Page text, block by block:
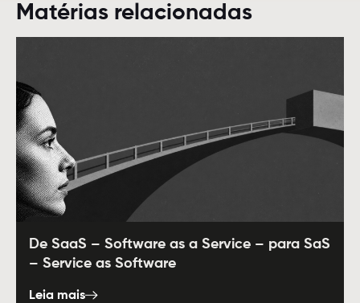
Matérias relacionadas
De SaaS – Software as a Service – para SaS
– Service as Software
Leia mais